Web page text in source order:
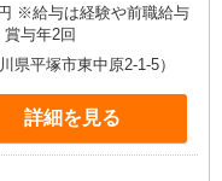
与
与年2回
県平塚市東中原2-1-5）
詳細を見る